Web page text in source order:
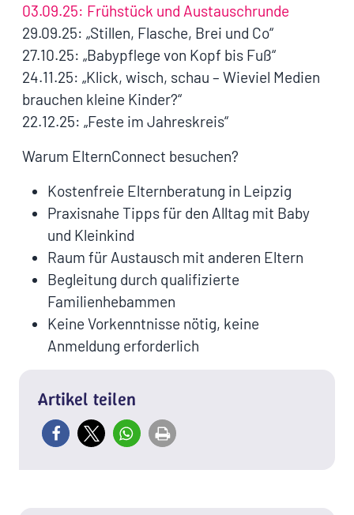
03.09.25: Frühstück und Austauschrunde
29.09.25: „Stillen, Flasche, Brei und Co“
27.10.25: „Babypflege von Kopf bis Fuß“
24.11.25: „Klick, wisch, schau – Wieviel Medien
brauchen kleine Kinder?“
22.12.25: „Feste im Jahreskreis“
Warum ElternConnect besuchen?
Kostenfreie Elternberatung in Leipzig
Praxisnahe Tipps für den Alltag mit Baby
und Kleinkind
Raum für Austausch mit anderen Eltern
Begleitung durch qualifizierte
Familienhebammen
Keine Vorkenntnisse nötig, keine
Anmeldung erforderlich
Artikel teilen